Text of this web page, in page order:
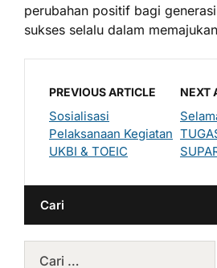
perubahan positif bagi
sukses selalu dalam
PREVIOUS ARTICLE
Sosialisasi
Pelaksanaan Kegiatan
UKBI & TOEIC
NEXT
Cari